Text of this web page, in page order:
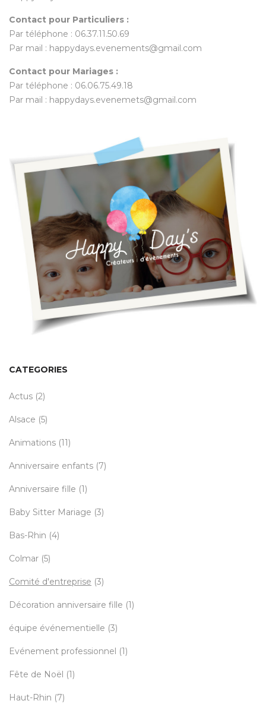
Contact pour Particuliers :
Par téléphone : 06.37.11.50.69
Par mail : happydays.evenements@gmail.com
Contact pour Mariages :
Par téléphone : 06.06.75.49.18
Par mail : happydays.evenemets@gmail.com
CATEGORIES
Actus (2)
Alsace (5)
Animations (11)
Anniversaire enfants (7)
Anniversaire fille (1)
Baby Sitter Mariage (3)
Bas-Rhin (4)
Colmar (5)
Comité d'entreprise (3)
Décoration anniversaire fille (1)
équipe événementielle (3)
Evénement professionnel (1)
Fête de Noël (1)
Haut-Rhin (7)